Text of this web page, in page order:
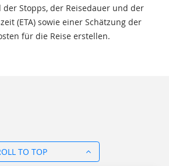
der Stopps, der Reisedauer und der
(ETA) sowie einer Schätzung der
für die Reise erstellen.
TO TOP